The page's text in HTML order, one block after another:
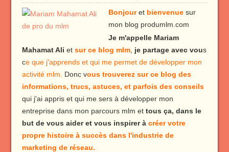
Bonjouret bienvenuesur
mon blog produmlm.com
Je m'appelle Mariam
Mahamat Ali et sur ce blog mlm, je partage avec vous
ce que j'apprends et qui me permet de développer mon
activité mlm.
Donc vous trouverez sur ce blog des
informations, trucs, astuces, et parfois des conseils
qui j'ai appris et qui me sers à développer mon
entreprise dans mon parcours mlm ettous ça, dans le
but de vous aider et vous inspirer à créer votre
propre histoire à succès dans l'industrie de
marketing de réseau.